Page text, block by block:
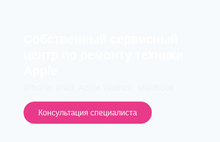
Консультация специалиста